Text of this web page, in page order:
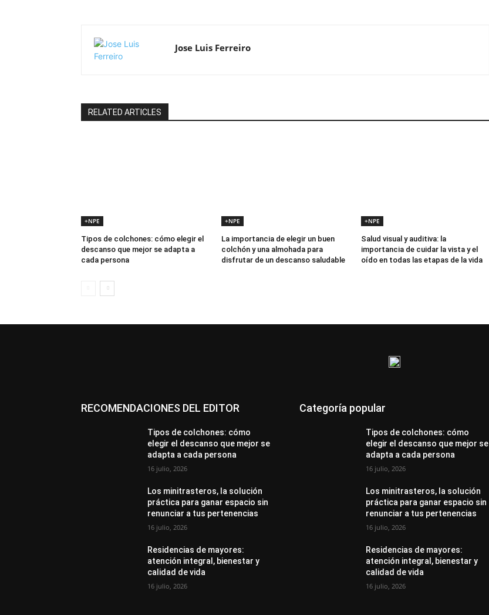
Jose Luis Ferreiro
RELATED ARTICLES
+NPE
Tipos de colchones: cómo elegir el
descanso que mejor se adapta a
cada persona
+NPE
La importancia de elegir un buen
colchón y una almohada para
disfrutar de un descanso saludable
+NPE
Salud visual y auditiva: la
importancia de cuidar la vista y el
oído en todas las etapas de la vida
RECOMENDACIONES DEL EDITOR
Tipos de colchones: cómo
elegir el descanso que mejor se
adapta a cada persona
16 julio, 2026
Los minitrasteros, la solución
práctica para ganar espacio sin
renunciar a tus pertenencias
16 julio, 2026
Residencias de mayores:
atención integral, bienestar y
calidad de vida
16 julio, 2026
Categoría popular
Tipos de colchones: cómo
elegir el descanso que mejor se
adapta a cada persona
16 julio, 2026
Los minitrasteros, la solución
práctica para ganar espacio sin
renunciar a tus pertenencias
16 julio, 2026
Residencias de mayores:
atención integral, bienestar y
calidad de vida
16 julio, 2026